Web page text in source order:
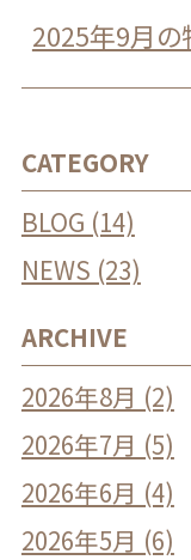
2025年9月の
CATEGORY
BLOG (14)
NEWS (23)
ARCHIVE
2026年8月 (2)
2026年7月 (5)
2026年6月 (4)
2026年5月 (6)